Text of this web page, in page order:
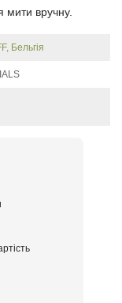
мити вручну.
Бельгія
він